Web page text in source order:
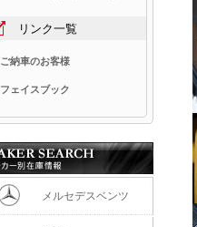
リンク一覧
ご納車のお客様
フェイスブック
メルセデスベンツ